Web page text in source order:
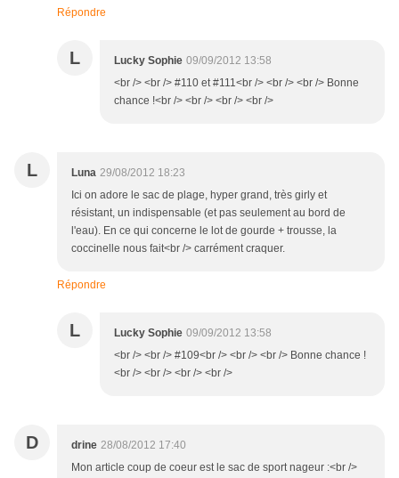
Répondre
L Lucky Sophie 09/09/2012 13:58
<br /> <br /> #110 et #111<br /> <br /> <br /> Bonne
chance !<br /> <br /> <br /> <br />
L Luna 29/08/2012 18:23
Ici on adore le sac de plage, hyper grand, très girly et
résistant, un indispensable (et pas seulement au bord de
l'eau). En ce qui concerne le lot de gourde + trousse, la
coccinelle nous fait<br /> carrément craquer.
Répondre
L Lucky Sophie 09/09/2012 13:58
<br /> <br /> #109<br /> <br /> <br /> Bonne chance !
<br /> <br /> <br /> <br />
D drine 28/08/2012 17:40
Mon article coup de coeur est le sac de sport nageur :<br />